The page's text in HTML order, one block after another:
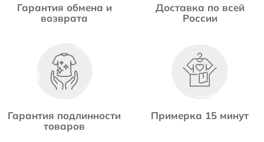
Гарантия обмена и
возврата
Доставка по всей
России
Гарантия подлинности
товаров
Примерка 15 минут